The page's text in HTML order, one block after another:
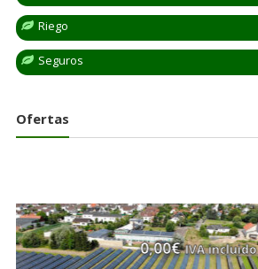
Riego
Seguros
Ofertas
0,00€ IVA incluido